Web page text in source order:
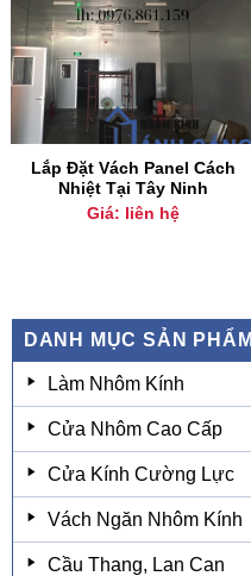
DANH MỤC SẢN PHẨM
Làm Nhôm Kính
Cửa Nhôm Cao Cấp
Cửa Kính Cường Lực
Vách Ngăn Nhôm Kính
Cầu Thang, Lan Can
Lắp Đặt Vách Panel Cách
Nhiệt Tại Tây Ninh
Giá: liên hệ